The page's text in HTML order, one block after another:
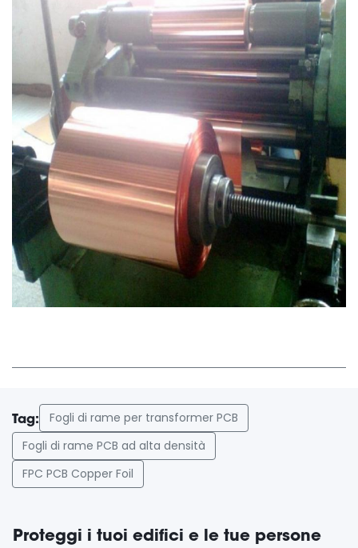
Tag:
Fogli di rame per transformer PCB
Fogli di rame PCB ad alta densità
FPC PCB Copper Foil
Proteggi i tuoi edifici e le tue persone